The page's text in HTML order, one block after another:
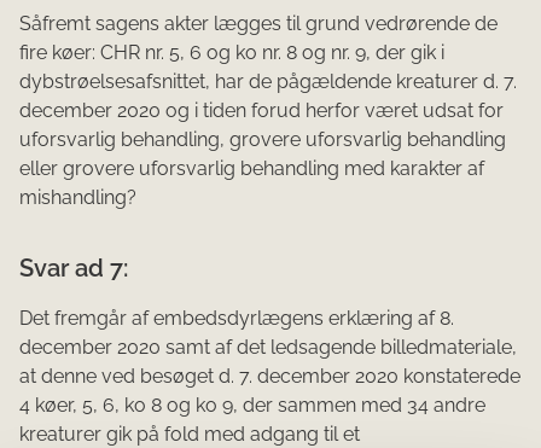
Såfremt sagens akter lægges til grund vedrørende de
fire køer: CHR nr. 5, 6 og ko nr. 8 og nr. 9, der gik i
dybstrøelsesafsnittet, har de pågældende kreaturer d. 7.
december 2020 og i tiden forud herfor været udsat for
uforsvarlig behandling, grovere uforsvarlig behandling
eller grovere uforsvarlig behandling med karakter af
mishandling?
Svar ad 7:
Det fremgår af embedsdyrlægens erklæring af 8.
december 2020 samt af det ledsagende billedmateriale,
at denne ved besøget d. 7. december 2020 konstaterede
4 køer, 5, 6, ko 8 og ko 9, der sammen med 34 andre
kreaturer gik på fold med adgang til et